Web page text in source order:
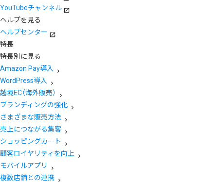
YouTubeチャンネル
ヘルプを見る
ヘルプセンター
特長
特長別に見る
Amazon Pay導入
WordPress導入
越境EC（海外販売）
ブランディングの強化
さまざまな販売方法
売上につながる集客
ショッピングカート
顧客ロイヤリティを向上
モバイルアプリ
複数店舗との連携